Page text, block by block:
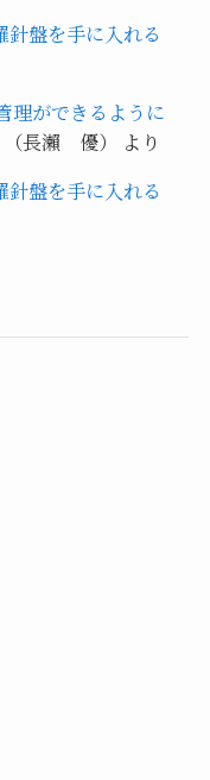
盤を手に入れる
理ができるように
長瀨 優）
より
盤を手に入れる